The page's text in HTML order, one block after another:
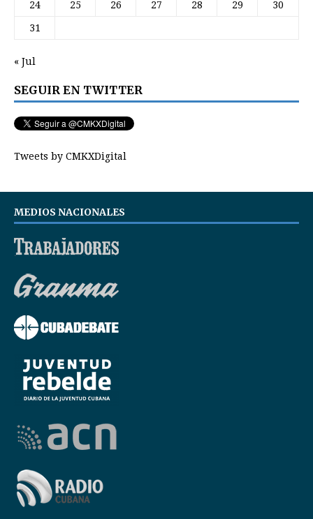
24 25 26 27 28 29 30
31
« Jul
SEGUIR EN TWITTER
Tweets by CMKXDigital
MEDIOS NACIONALES